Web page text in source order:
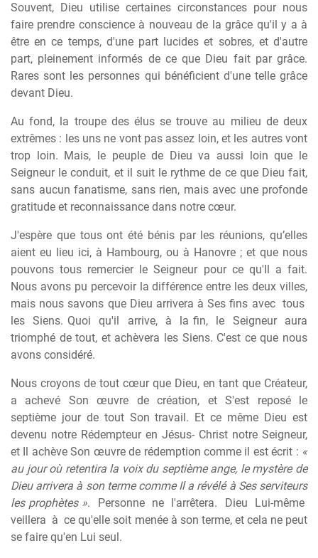
Souvent, Dieu utilise certaines circonstances pour nous
faire prendre conscience à nouveau de la grâce qu'il y a à
être en ce temps, d'une part lucides et sobres, et d'autre
part, pleinement informés de ce que Dieu fait par grâce.
Rares sont les personnes qui bénéficient d'une telle grâce
devant Dieu.
Au fond, la troupe des élus se trouve au milieu de deux
extrêmes : les uns ne vont pas assez loin, et les autres vont
trop loin. Mais, le peuple de Dieu va aussi loin que le
Seigneur le conduit, et il suit le rythme de ce que Dieu fait,
sans aucun fanatisme, sans rien, mais avec une profonde
gratitude et reconnaissance dans notre cœur.
J'espère que tous ont été bénis par les réunions, qu’elles
aient eu lieu ici, à Hambourg, ou à Hanovre ; et que nous
pouvons tous remercier le Seigneur pour ce qu'Il a fait.
Nous avons pu percevoir la différence entre les deux villes,
mais nous savons que Dieu arrivera à Ses fins avec tous
les Siens. Quoi qu'il arrive, à la fin, le Seigneur
aura
triomphé de tout, et achèvera les Siens. C'est ce que nous
avons considéré.
Nous croyons de tout cœur que Dieu, en tant que Créateur,
a achevé Son œuvre de création, et S'est reposé le
septième jour de tout Son travail. Et ce même Dieu est
devenu notre Rédempteur en Jésus- Christ notre Seigneur,
et Il achève Son œuvre de rédemption comme il est écrit : «
au jour où retentira la voix du septième ange, le mystère de
Dieu arrivera à son terme comme Il a révélé à Ses serviteurs
les prophètes ». Personne ne l'arrêtera. Dieu
Lui-même
veillera à ce qu'elle soit menée à son terme, et cela ne peut
se faire qu'en Lui seul.